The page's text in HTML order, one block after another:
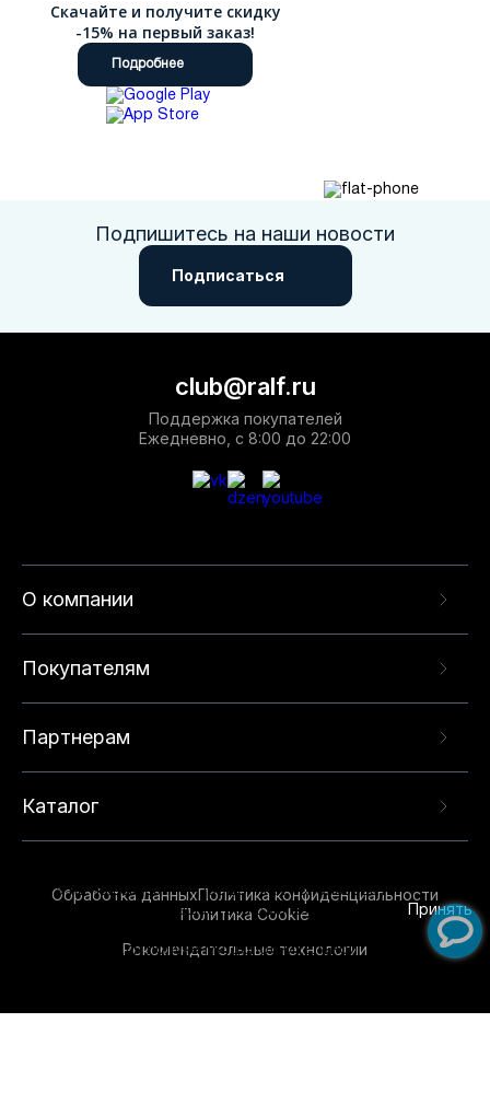
Скачайте и получите скидку
-15% на первый заказ!
Подробнее
Подпишитесь на наши новости
Подписаться
О компании
Покупателям
Партнерам
Каталог
club@ralf.ru
Поддержка покупателей
Ежедневно, с 8:00 до 22:00
Обработка данныхПолитика конфиденциальности
Политика Cookie
Рекомендательные технологии
опыта на нашем сайте. Продолжая использовать
данный сайт, вы соглашаетесь с использованием
технологий. Для получения дополнительной
Принять